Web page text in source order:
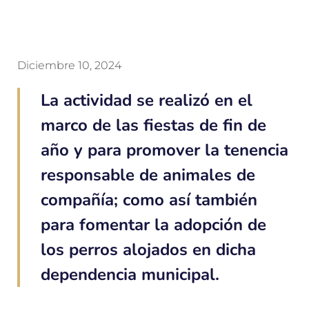
Diciembre 10, 2024
La actividad se realizó en el
marco de las fiestas de fin de
año y para promover la tenencia
responsable de animales de
compañía; como así también
para fomentar la adopción de
los perros alojados en dicha
dependencia municipal.